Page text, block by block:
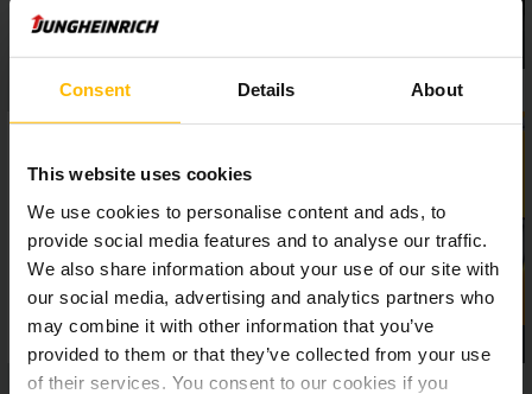
Consent Details About
This website uses cookies
We use cookies to personalise content and ads, to
provide social media features and to analyse our traffic.
We also share information about your use of our site with
our social media, advertising and analytics partners who
may combine it with other information that you’ve
provided to them or that they’ve collected from your use
of their services. You consent to our cookies if you